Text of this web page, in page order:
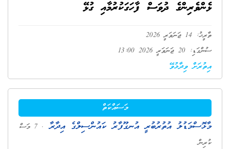
ޅެންވެރިންގެ ދުވަސް ފާހަގަކުރުމާއި ގުޅޭ
ތާރީޚު: 14 ޖަނަވަރީ 2026
ސުންގަޑި: 20 ޖަނަވަރީ 2026 13:00
އިތުރަށް ވިދާޅުވޭ
މަސައްކަތް
މާޅޮސްމަޑުލު އުތުރުބުރީ އުނގޫފާރު ކައުންސިލްގެ އިދާރާ
. 7 މަސް
ކުރިން